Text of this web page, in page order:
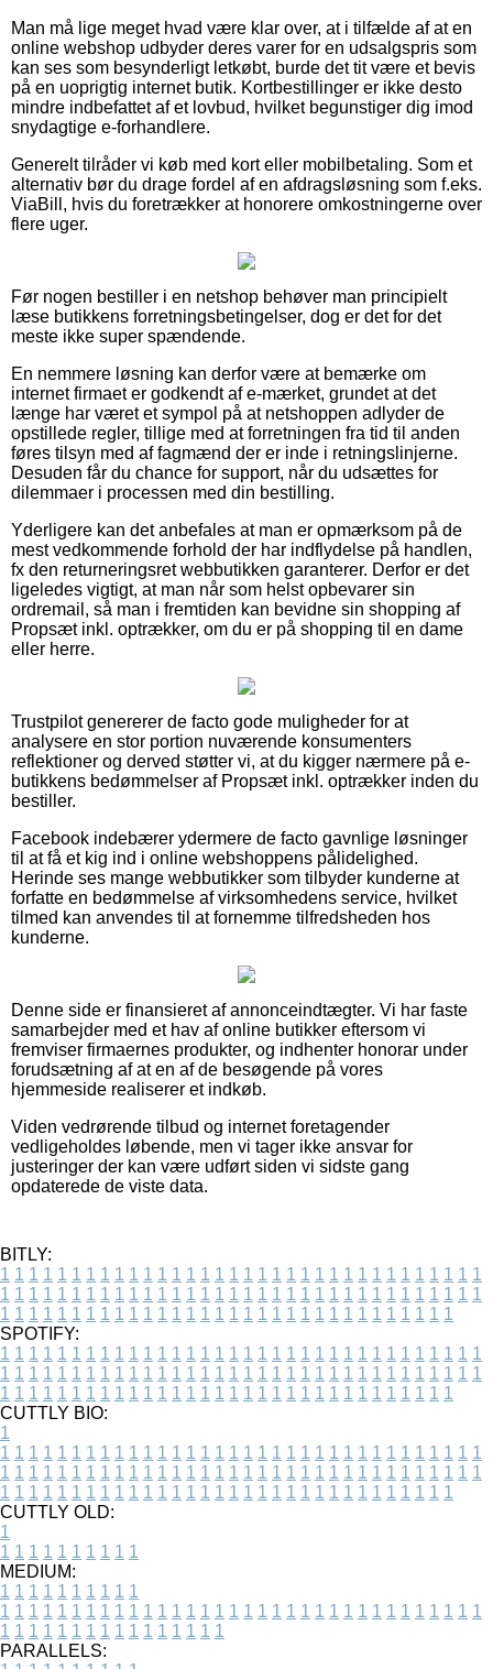
Man må lige meget hvad være klar over, at i tilfælde af at en
online webshop udbyder deres varer for en udsalgspris som
kan ses som besynderligt letkøbt, burde det tit være et bevis
på en uoprigtig internet butik. Kortbestillinger er ikke desto
mindre indbefattet af et lovbud, hvilket begunstiger dig imod
snydagtige e-forhandlere.
Generelt tilråder vi køb med kort eller mobilbetaling. Som et
alternativ bør du drage fordel af en afdragsløsning som f.eks.
ViaBill, hvis du foretrækker at honorere omkostningerne over
flere uger.
Før nogen bestiller i en netshop behøver man principielt
læse butikkens forretningsbetingelser, dog er det for det
meste ikke super spændende.
En nemmere løsning kan derfor være at bemærke om
internet firmaet er godkendt af e-mærket, grundet at det
længe har været et sympol på at netshoppen adlyder de
opstillede regler, tillige med at forretningen fra tid til anden
føres tilsyn med af fagmænd der er inde i retningslinjerne.
Desuden får du chance for support, når du udsættes for
dilemmaer i processen med din bestilling.
Yderligere kan det anbefales at man er opmærksom på de
mest vedkommende forhold der har indflydelse på handlen,
fx den returneringsret webbutikken garanterer. Derfor er det
ligeledes vigtigt, at man når som helst opbevarer sin
ordremail, så man i fremtiden kan bevidne sin shopping af
Propsæt inkl. optrækker, om du er på shopping til en dame
eller herre.
Trustpilot genererer de facto gode muligheder for at
analysere en stor portion nuværende konsumenters
reflektioner og derved støtter vi, at du kigger nærmere på e-
butikkens bedømmelser af Propsæt inkl. optrækker inden du
bestiller.
Facebook indebærer ydermere de facto gavnlige løsninger
til at få et kig ind i online webshoppens pålidelighed.
Herinde ses mange webbutikker som tilbyder kunderne at
forfatte en bedømmelse af virksomhedens service, hvilket
tilmed kan anvendes til at fornemme tilfredsheden hos
kunderne.
Denne side er finansieret af annonceindtægter. Vi har faste
samarbejder med et hav af online butikker eftersom vi
fremviser firmaernes produkter, og indhenter honorar under
forudsætning af at en af de besøgende på vores
hjemmeside realiserer et indkøb.
Viden vedrørende tilbud og internet foretagender
vedligeholdes løbende, men vi tager ikke ansvar for
justeringer der kan være udført siden vi sidste gang
opdaterede de viste data.
BITLY:
1 1 1 1 1 1 1 1 1 1 1 1 1 1 1 1 1 1 1 1 1 1 1 1 1 1 1 1 1 1 1 1 1 1
1 1 1 1 1 1 1 1 1 1 1 1 1 1 1 1 1 1 1 1 1 1 1 1 1 1 1 1 1 1 1 1 1 1
1 1 1 1 1 1 1 1 1 1 1 1 1 1 1 1 1 1 1 1 1 1 1 1 1 1 1 1 1 1 1 1
SPOTIFY:
1 1 1 1 1 1 1 1 1 1 1 1 1 1 1 1 1 1 1 1 1 1 1 1 1 1 1 1 1 1 1 1 1 1
1 1 1 1 1 1 1 1 1 1 1 1 1 1 1 1 1 1 1 1 1 1 1 1 1 1 1 1 1 1 1 1 1 1
1 1 1 1 1 1 1 1 1 1 1 1 1 1 1 1 1 1 1 1 1 1 1 1 1 1 1 1 1 1 1 1
CUTTLY BIO:
1
1 1 1 1 1 1 1 1 1 1 1 1 1 1 1 1 1 1 1 1 1 1 1 1 1 1 1 1 1 1 1 1 1 1
1 1 1 1 1 1 1 1 1 1 1 1 1 1 1 1 1 1 1 1 1 1 1 1 1 1 1 1 1 1 1 1 1 1
1 1 1 1 1 1 1 1 1 1 1 1 1 1 1 1 1 1 1 1 1 1 1 1 1 1 1 1 1 1 1 1
CUTTLY OLD:
1
1 1 1 1 1 1 1 1 1 1
MEDIUM:
1 1 1 1 1 1 1 1 1 1
1 1 1 1 1 1 1 1 1 1 1 1 1 1 1 1 1 1 1 1 1 1 1 1 1 1 1 1 1 1 1 1 1 1
1 1 1 1 1 1 1 1 1 1 1 1 1 1 1 1
PARALLELS: